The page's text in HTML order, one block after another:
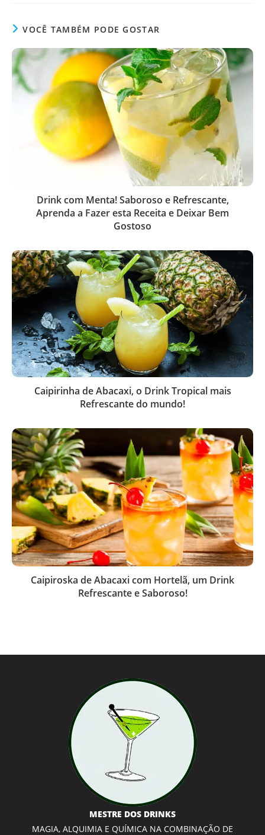
VOCÊ TAMBÉM PODE GOSTAR
Drink com Menta! Saboroso e Refrescante,
Aprenda a Fazer esta Receita e Deixar Bem
Gostoso
Caipirinha de Abacaxi, o Drink Tropical mais
Refrescante do mundo!
Caipiroska de Abacaxi com Hortelã, um Drink
Refrescante e Saboroso!
MESTRE DOS DRINKS
MAGIA, ALQUIMIA E QUÍMICA NA COMBINAÇÃO DE